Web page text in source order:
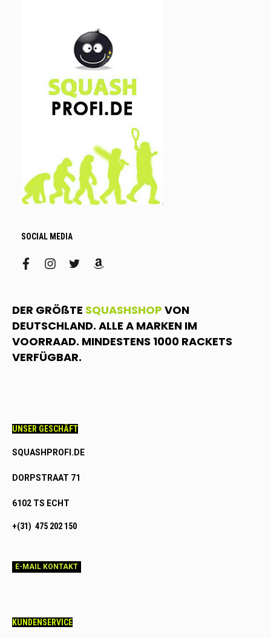
SOCIAL MEDIA
facebookinstagram
twitteramazon
DER GRÖßTE SQUASHSHOP VON
DEUTSCHLAND. ALLE A MARKEN IM
VOORRAAD. MINDESTENS 1000 RACKETS
VERFÜGBAR.
UNSER GESCHÄFT
SQUASHPROFI.DE
DORPSTRAAT 71
6102 TS ECHT
+(31) 475 202 150
E-MAIL KONTAKT
KUNDENSERVICE